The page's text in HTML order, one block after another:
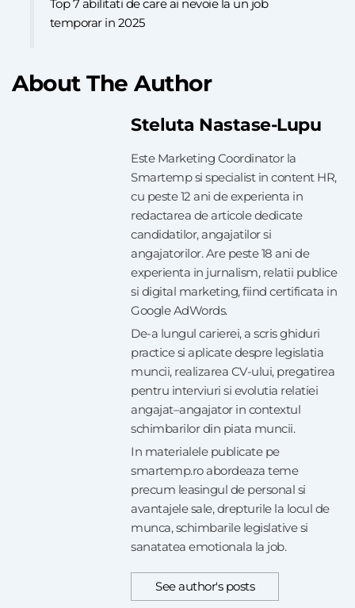
Top 7 abilitati de care ai nevoie la un job
temporar in 2025
About The Author
Steluta Nastase-Lupu
Este Marketing Coordinator la
Smartemp si specialist in content HR,
cu peste 12 ani de experienta in
redactarea de articole dedicate
candidatilor, angajatilor si
angajatorilor. Are peste 18 ani de
experienta in jurnalism, relatii publice
si digital marketing, fiind certificata in
Google AdWords.
De-a lungul carierei, a scris ghiduri
practice si aplicate despre legislatia
muncii, realizarea CV-ului, pregatirea
pentru interviuri si evolutia relatiei
angajat–angajator in contextul
schimbarilor din piata muncii.
In materialele publicate pe
smartemp.ro abordeaza teme
precum leasingul de personal si
avantajele sale, drepturile la locul de
munca, schimbarile legislative si
sanatatea emotionala la job.
See author's posts